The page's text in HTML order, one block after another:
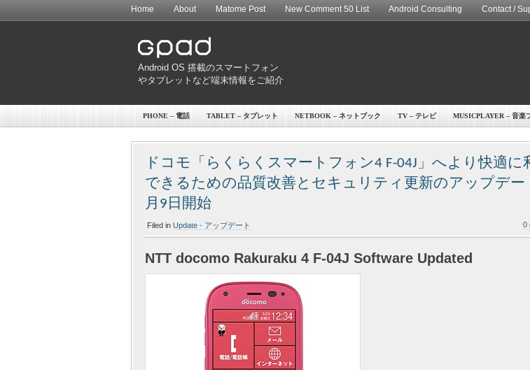
Home About Matome Post New Comment 50 List Android Consulting Contact /
Android OS 搭載のスマートフォン
やタブレットなど端末情報をご紹介
PHONE – 電話 TABLET – タブレット NETBOOK – ネットブック TV – テレビ MUSICPLAYER – 音楽
ドコモ「らくらくスマートフォン4 F-04J」へより快適に
できるための品質改善とセキュリティ更新のアップデー
月9日開始
Filed in Update - アップデート 0
NTT docomo Rakuraku 4 F-04J Software Updated